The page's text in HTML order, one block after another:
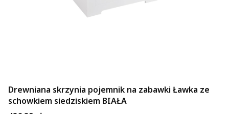
Drewniana skrzynia pojemnik na zabawki Ławka ze
schowkiem siedziskiem BIAŁA